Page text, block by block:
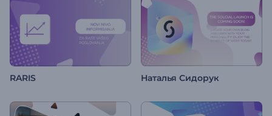
RARIS Наталья Сидорук